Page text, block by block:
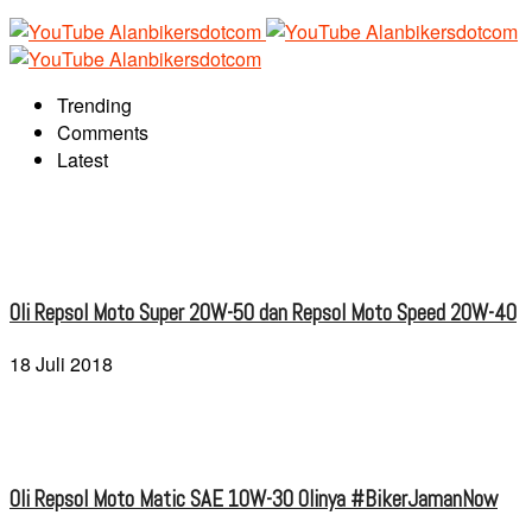
Trending
Comments
Latest
Oli Repsol Moto Super 20W-50 dan Repsol Moto Speed 20W-40
18 Juli 2018
Oli Repsol Moto Matic SAE 10W-30 Olinya #BikerJamanNow